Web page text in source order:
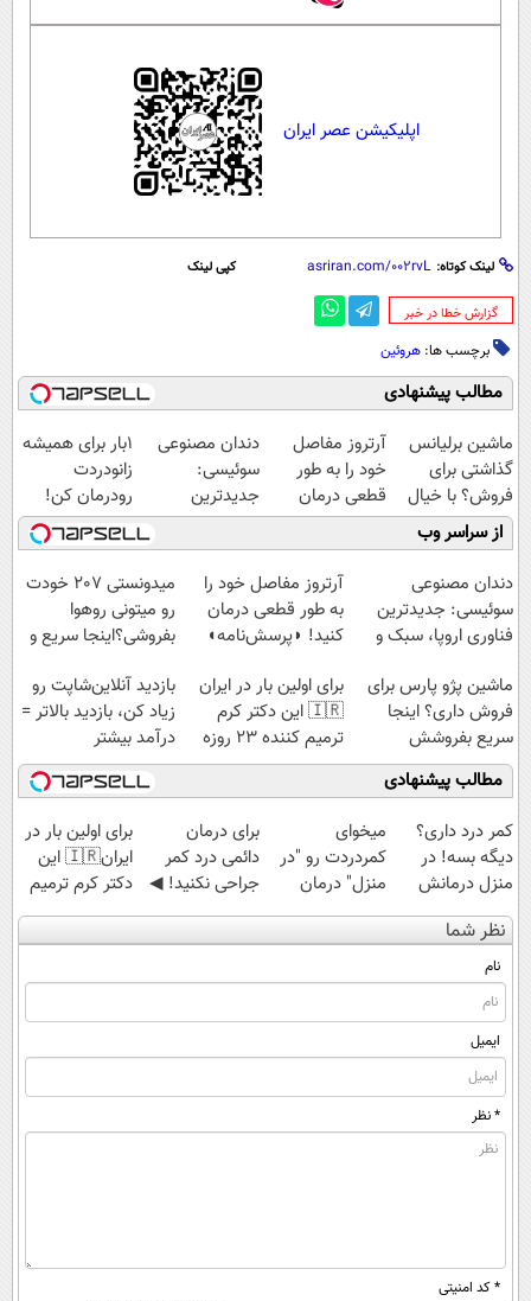
اپلیکیشن عصر ایران
لینک کوتاه: کپی لینک
‌گزارش خطا در خبر
برچسب ها: هروئین
مطالب پیشنهادی
ماشین برلیانس
گذاشتی برای
فروش؟ با خیال
راحت بفروش
آرتروز مفاصل
خود را به طور
قطعی درمان
کنید!
◗پرسش‌نامه◖
دندان مصنوعی
سوئیسی:
جدیدترین
فناوری اروپا،
سبک و مقاوم |
پرداخت قسطی
1بار برای همیشه
زانودردت
رودرمان کن!
(تکنولوژی آلمان)
◂پرسشنامه▸
از سراسر وب
دندان مصنوعی
سوئیسی: جدیدترین
فناوری اروپا، سبک و
قسطی
آرتروز مفاصل خود را
به طور قطعی درمان
کنید! ◗پرسش‌نامه◖
میدونستی 207 خودت
رو میتونی روهوا
بفروشی؟اینجا سریع و
ماشین پژو پارس برای
فروش داری؟ اینجا
سریع بفروشش
برای اولین بار در ایران
🇮🇷 این دکتر کرم
ترمیم کننده 23 روزه
ساخت!
بازدید آنلاین‌شاپت رو
زیاد کن، بازدید بالاتر =
درآمد بیشتر
مطالب پیشنهادی
کمر درد داری؟
دیگه بسه! در
منزل درمانش
کن
(◀پرسش‌نامه)
میخوای
کمردردت رو "در
منزل" درمان
کنی؟ (◂فیلم +
◂پرسش‌نامه)
برای درمان
دائمی درد کمر
جراحی نکنید! ◀
پرسش‌نامه رو پر
کن ▶
برای اولین بار در
ایران🇮🇷 این
دکتر کرم ترمیم
کننده 23 روزه
ساخت!
نظر شما
نام
ایمیل
* نظر
* کد امنیتی